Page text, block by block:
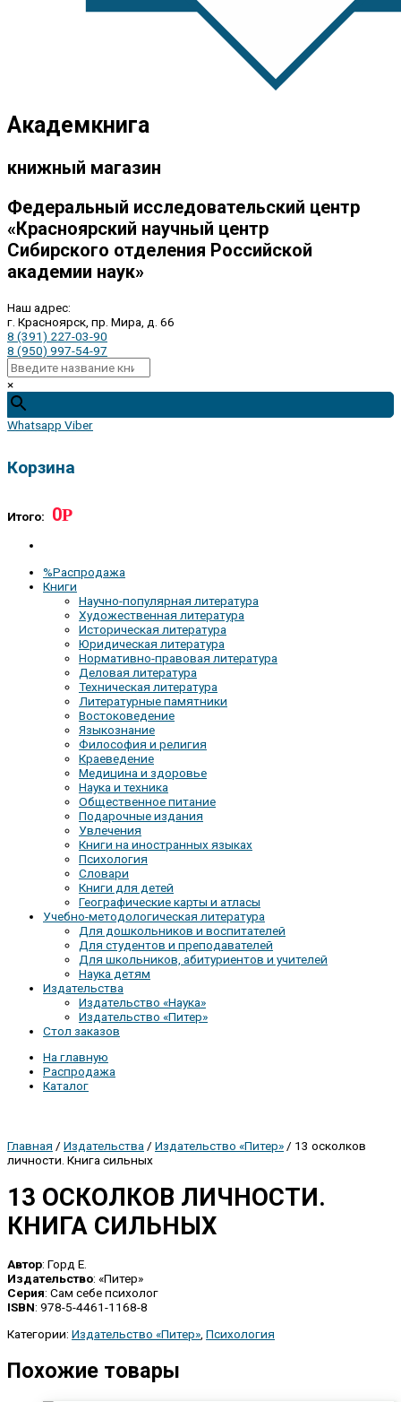
Академкнига
книжный магазин
Федеральный исследовательский центр
«Красноярский научный центр
Сибирского отделения Российской
академии наук»
Наш адрес:
г. Красноярск, пр. Мира, д. 66
8 (391) 227-03-90
8 (950) 997-54-97
×
Whatsapp Viber
Корзина
Итого: 0Р
%Распродажа
Книги
Научно-популярная литература
Художественная литература
Историческая литература
Юридическая литература
Нормативно-правовая литература
Деловая литература
Техническая литература
Литературные памятники
Востоковедение
Языкознание
Философия и религия
Краеведение
Медицина и здоровье
Наука и техника
Общественное питание
Подарочные издания
Увлечения
Книги на иностранных языках
Психология
Словари
Книги для детей
Географические карты и атласы
Учебно-методологическая литература
Для дошкольников и воспитателей
Для студентов и преподавателей
Для школьников, абитуриентов и учителей
Наука детям
Издательства
Издательство «Наука»
Издательство «Питер»
Стол заказов
На главную
Распродажа
Каталог
Главная / Издательства / Издательство «Питер» / 13 осколков
личности. Книга сильных
13 ОСКОЛКОВ ЛИЧНОСТИ.
КНИГА СИЛЬНЫХ
Автор: Горд Е.
Издательство: «Питер»
Серия: Сам себе психолог
ISBN: 978-5-4461-1168-8
Категории: Издательство «Питер» Психология
Похожие товары